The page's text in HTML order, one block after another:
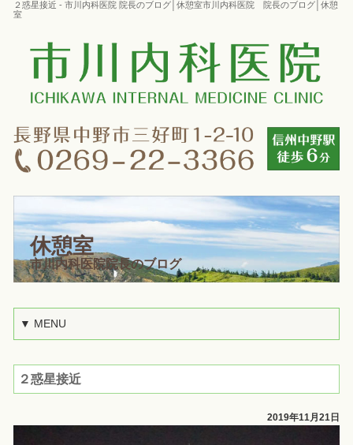
２惑星接近 - 市川内科医院 院長のブログ│休憩室市川内科医院 院長のブログ│休憩
室
休憩室
市川内科医院院長のブログ
▼ MENU
２惑星接近
2019年11月21日